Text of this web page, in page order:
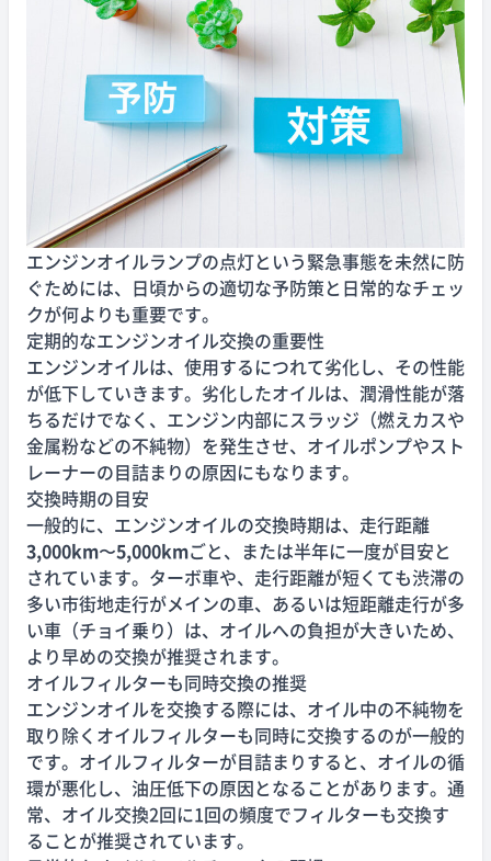
エンジンオイルランプの点灯という緊急事態を未然に防
ぐためには、日頃からの適切な予防策と日常的なチェッ
クが何よりも重要です。
定期的なエンジンオイル交換の重要性
エンジンオイルは、使用するにつれて劣化し、その性能
が低下していきます。劣化したオイルは、潤滑性能が落
ちるだけでなく、エンジン内部にスラッジ（燃えカスや
金属粉などの不純物）を発生させ、オイルポンプやスト
レーナーの目詰まりの原因にもなります。
交換時期の目安
一般的に、エンジンオイルの交換時期は、走行距離
3,000km〜5,000kmごと、または半年に一度が目安と
されています。ターボ車や、走行距離が短くても渋滞の
多い市街地走行がメインの車、あるいは短距離走行が多
い車（チョイ乗り）は、オイルへの負担が大きいため、
より早めの交換が推奨されます。
オイルフィルターも同時交換の推奨
エンジンオイルを交換する際には、オイル中の不純物を
取り除くオイルフィルターも同時に交換するのが一般的
です。オイルフィルターが目詰まりすると、オイルの循
環が悪化し、油圧低下の原因となることがあります。通
常、オイル交換2回に1回の頻度でフィルターも交換す
ることが推奨されています。